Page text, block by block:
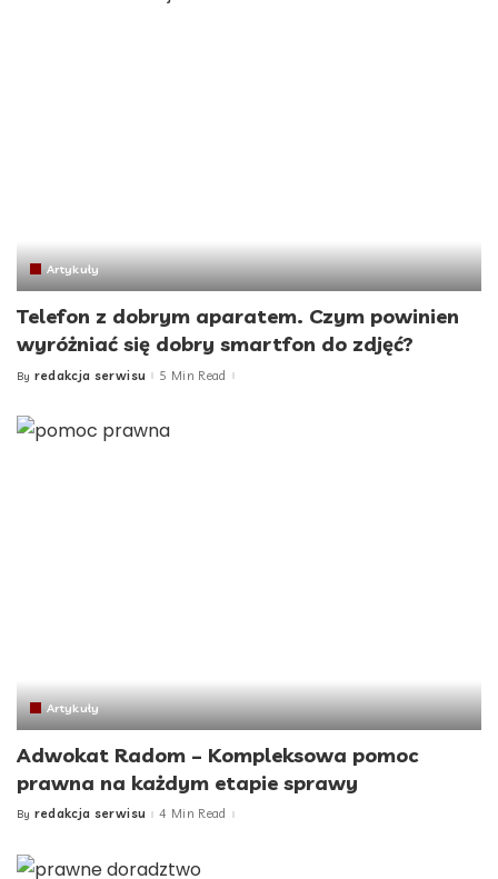
Artykuły
Telefon z dobrym aparatem. Czym powinien
wyróżniać się dobry smartfon do zdjęć?
Posted
By redakcja serwisu 5 Min Read
Artykuły
Adwokat Radom – Kompleksowa pomoc
prawna na każdym etapie sprawy
Posted
By redakcja serwisu 4 Min Read